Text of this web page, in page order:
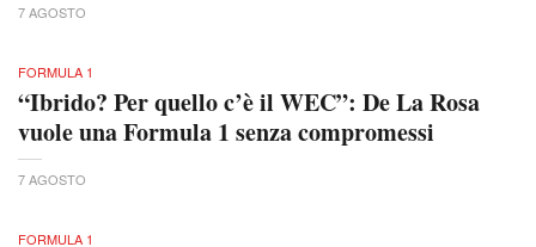
7 AGOSTO
FORMULA 1
“Ibrido? Per quello c’è il WEC”: De La Rosa
vuole una Formula 1 senza compromessi
7 AGOSTO
FORMULA 1